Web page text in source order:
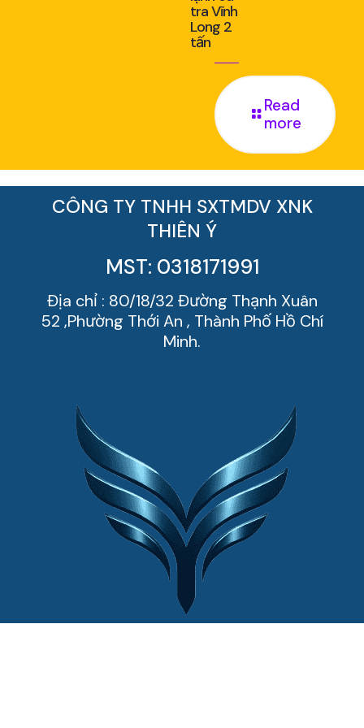
tra Vĩnh
Long 2
tấn
Read
more
CÔNG TY TNHH SXTMDV XNK
THIÊN Ý
MST: 0318171991
Địa chỉ : 80/18/32 Đường Thạnh Xuân
52 ,Phường Thới An , Thành Phố Hồ Chí
Minh.